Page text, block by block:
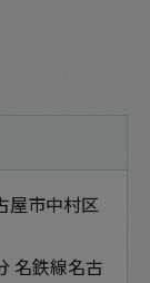
市中村区
名鉄線名古